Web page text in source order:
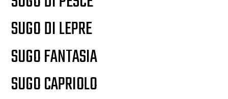
SUGO DI LEPRE
SUGO FANTASIA
SUGO CAPRIOLO